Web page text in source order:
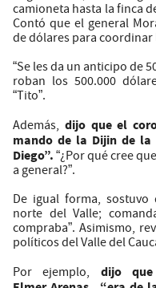
camioneta hasta la finca
Contó que el general
de dólares para coordinar
“Se les da un anticipo de
roban los 500.000
“Tito”.
Además, dijo que el
mando de la Dijin de
Diego”.“¿Por qué cree
a general?”.
De igual forma, sostuvo
norte del Valle;
compraba”. Asimismo,
políticos del Valle del
Por ejemplo, dijo